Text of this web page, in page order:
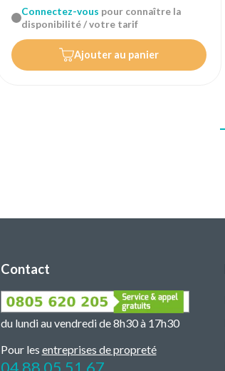
Connectez-vous pour connaître la
disponibilité / votre tarif
Ajouter au panier
Contact
du lundi au vendredi de 8h30 à 17h30
Pour les entreprises de propreté